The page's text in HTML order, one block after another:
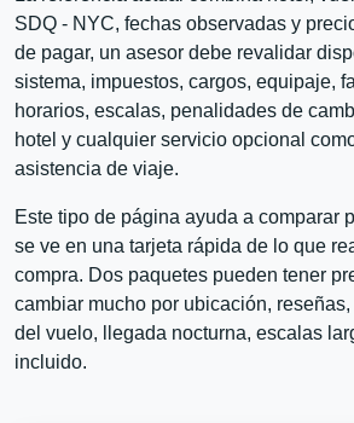
SDQ - NYC, fechas observadas y
de pagar, un asesor debe revalidar
sistema, impuestos, cargos, equipaje,
horarios, escalas, penalidades de
hotel y cualquier servicio opcional
asistencia de viaje.
Este tipo de página ayuda a comparar
se ve en una tarjeta rápida de lo que
compra. Dos paquetes pueden tener
cambiar mucho por ubicación,
del vuelo, llegada nocturna, escalas
incluido.